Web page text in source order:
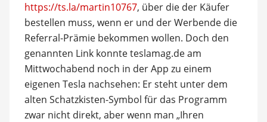
https://ts.la/martin10767, über die der Käufer
bestellen muss, wenn er und der Werbende die
Referral-Prämie bekommen wollen. Doch den
genannten Link konnte teslamag.de am
Mittwochabend noch in der App zu einem
eigenen Tesla nachsehen: Er steht unter dem
alten Schatzkisten-Symbol für das Programm
zwar nicht direkt, aber wenn man „Ihren